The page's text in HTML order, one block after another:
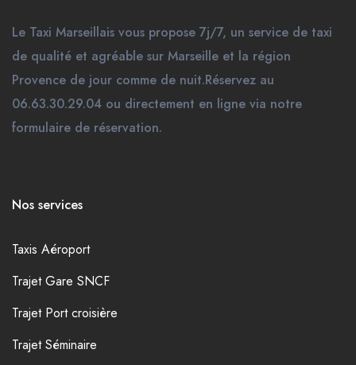
Le Taxi Marseillais vous propose 7j/7, un service de taxi
de qualité et agréable sur Marseille et la région
Provence de jour comme de nuit.Réservez au
06.63.30.29.04 ou directement en ligne via notre
formulaire de réservation.
Nos services
Taxis Aéroport
Trajet Gare SNCF
Trajet Port croisière
Trajet Séminaire